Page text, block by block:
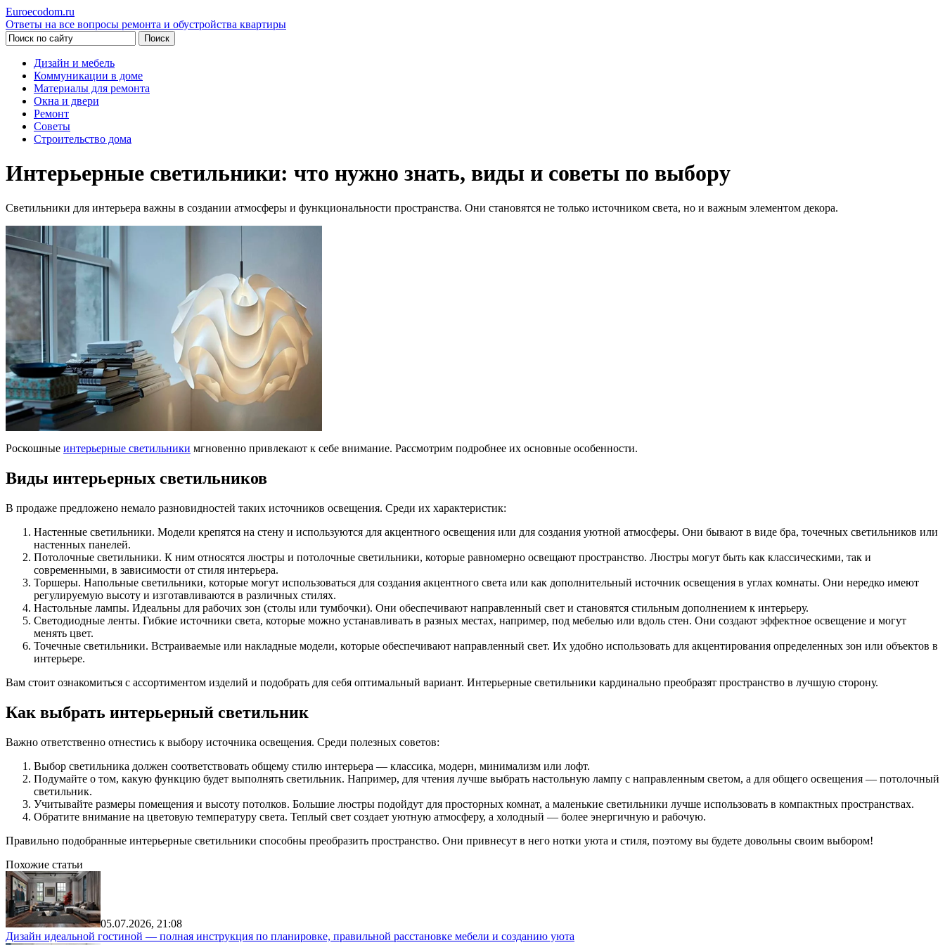
Euroecodom.ru
Ответы на все вопросы ремонта и обустройства квартиры
Дизайн и мебель
Коммуникации в доме
Материалы для ремонта
Окна и двери
Ремонт
Советы
Строительство дома
Интерьерные светильники: что нужно знать, виды и советы по выбору
Светильники для интерьера важны в создании атмосферы и функциональности пространства. Они становятся не только источником света, но и важным элементом декора.
Роскошные интерьерные светильники мгновенно привлекают к себе внимание. Рассмотрим подробнее их основные особенности.
Виды интерьерных светильников
В продаже предложено немало разновидностей таких источников освещения. Среди их характеристик:
Настенные светильники. Модели крепятся на стену и используются для акцентного освещения или для создания уютной атмосферы. Они бывают в виде бра, точечных светильников или
настенных панелей.
Потолочные светильники. К ним относятся люстры и потолочные светильники, которые равномерно освещают пространство. Люстры могут быть как классическими, так и
современными, в зависимости от стиля интерьера.
Торшеры. Напольные светильники, которые могут использоваться для создания акцентного света или как дополнительный источник освещения в углах комнаты. Они нередко имеют
регулируемую высоту и изготавливаются в различных стилях.
Настольные лампы. Идеальны для рабочих зон (столы или тумбочки). Они обеспечивают направленный свет и становятся стильным дополнением к интерьеру.
Светодиодные ленты. Гибкие источники света, которые можно устанавливать в разных местах, например, под мебелью или вдоль стен. Они создают эффектное освещение и могут
менять цвет.
Точечные светильники. Встраиваемые или накладные модели, которые обеспечивают направленный свет. Их удобно использовать для акцентирования определенных зон или объектов в
интерьере.
Вам стоит ознакомиться с ассортиментом изделий и подобрать для себя оптимальный вариант. Интерьерные светильники кардинально преобразят пространство в лучшую сторону.
Как выбрать интерьерный светильник
Важно ответственно отнестись к выбору источника освещения. Среди полезных советов:
Выбор светильника должен соответствовать общему стилю интерьера — классика, модерн, минимализм или лофт.
Подумайте о том, какую функцию будет выполнять светильник. Например, для чтения лучше выбрать настольную лампу с направленным светом, а для общего освещения — потолочный
светильник.
Учитывайте размеры помещения и высоту потолков. Большие люстры подойдут для просторных комнат, а маленькие светильники лучше использовать в компактных пространствах.
Обратите внимание на цветовую температуру света. Теплый свет создает уютную атмосферу, а холодный — более энергичную и рабочую.
Правильно подобранные интерьерные светильники способны преобразить пространство. Они привнесут в него нотки уюта и стиля, поэтому вы будете довольны своим выбором!
Похожие статьи
05.07.2026, 21:08
Дизайн идеальной гостиной — полная инструкция по планировке, правильной расстановке мебели и созданию уюта